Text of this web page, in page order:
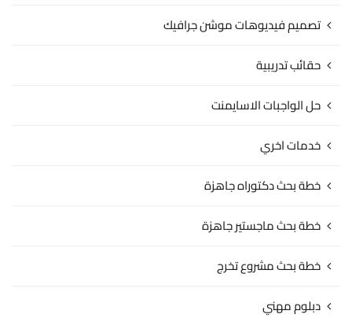
تصميم فيديوهات موشن جرافيك
حقائب تدريبية
حل الواجبات الاسايمنت
خدمات اخري
خطة بحث دكتوراه جاهزة
خطة بحث ماجستير جاهزة
خطة بحث مشروع تخرج
دبلوم مهني